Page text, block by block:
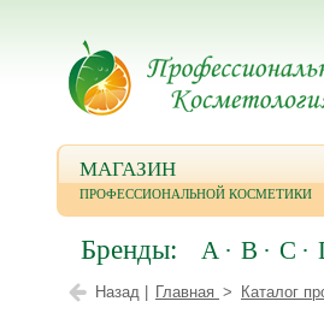
МАГАЗИН
ПРОФЕССИОНАЛЬНОЙ КОСМЕТИКИ
Бренды: A B C
Назад | Главная Каталог